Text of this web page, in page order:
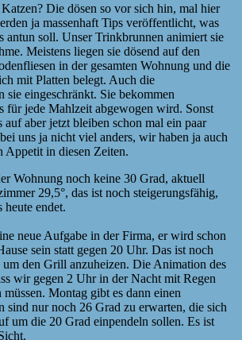
Die dösen so vor sich hin, mal hier
ja massenhaft Tips veröffentlicht, was
antun soll. Unser Trinkbrunnen animiert sie
Meistens liegen sie dösend auf den
in der gesamten Wohnung und die
mit Platten belegt. Auch die
sie eingeschränkt. Sie bekommen
für jede Mahlzeit abgewogen wird. Sonst
auf aber jetzt bleiben schon mal ein paar
uns ja nicht viel anders, wir haben ja auch
Appetit in diesen Zeiten.
Wohnung noch keine 30 Grad, aktuell
29,5°, das ist noch steigerungsfähig,
heute endet.
neue Aufgabe in der Firma, er wird schon
sein statt gegen 20 Uhr. Das ist noch
um den Grill anzuheizen. Die Animation des
wir gegen 2 Uhr in der Nacht mit Regen
Montag gibt es dann einen
sind nur noch 26 Grad zu erwarten, die sich
um die 20 Grad einpendeln sollen. Es ist